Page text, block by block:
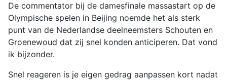
De commentator bij de damesfinale massastart op de
Olympische spelen in Beijing noemde het als sterk
punt van de Nederlandse deelneemsters Schouten en
Groenewoud dat zij snel konden anticiperen. Dat vond
ik bijzonder.
Snel reageren is je eigen gedrag aanpassen kort nadat